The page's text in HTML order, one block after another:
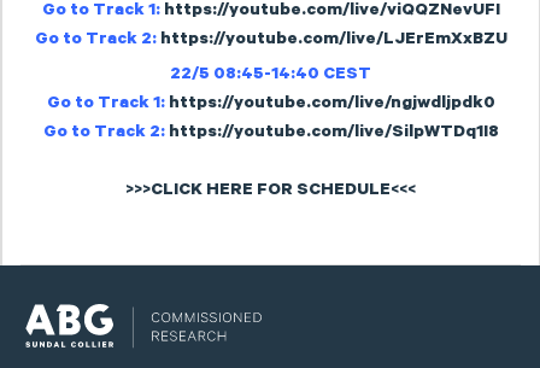
Go to Track 1: https://youtube.com/live/viQQZNevUFI
Go to Track 2: https://youtube.com/live/LJErEmXxBZU
22/5 08:45-14:40 CEST
Go to Track 1: https://youtube.com/live/ngjwdljpdk0
Go to Track 2: https://youtube.com/live/SilpWTDq1I8
>>>CLICK HERE FOR SCHEDULE<<<